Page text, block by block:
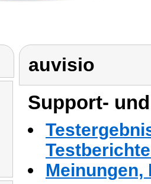
auvisio
Support-